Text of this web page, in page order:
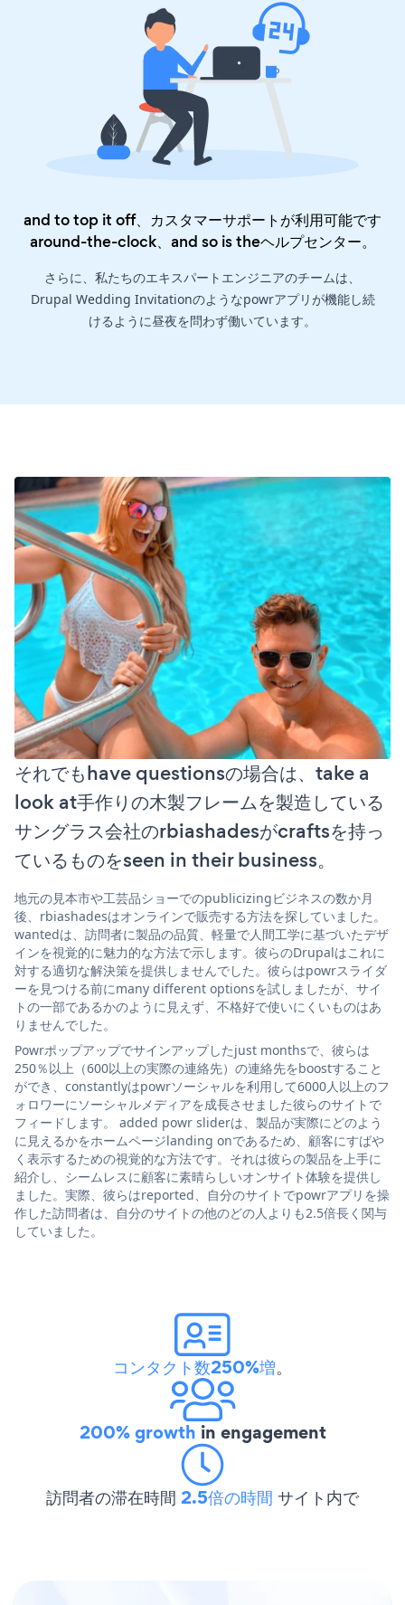
and to top it off、カスタマーサポートが利用可能です
around-the-clock、and so is theヘルプセンター。
さらに、私たちのエキスパートエンジニアのチームは、
Drupal Wedding Invitationのようなpowrアプリが機能し続
けるように昼夜を問わず働いています。
それでもhave questionsの場合は、take a
look at手作りの木製フレームを製造している
サングラス会社のrbiashadesがcraftsを持っ
ているものをseen in their business。
地元の見本市や工芸品ショーでのpublicizingビジネスの数か月
後、rbiashadesはオンラインで販売する方法を探していました。
wantedは、訪問者に製品の品質、軽量で人間工学に基づいたデザ
インを視覚的に魅力的な方法で示します。彼らのDrupalはこれに
対する適切な解決策を提供しませんでした。彼らはpowrスライダ
ーを見つける前にmany different optionsを試しましたが、サイ
トの一部であるかのように見えず、不格好で使いにくいものはあ
りませんでした。
Powrポップアップでサインアップしたjust monthsで、彼らは
250％以上（600以上の実際の連絡先）の連絡先をboostすること
ができ、constantlyはpowrソーシャルを利用して6000人以上のフ
ォロワーにソーシャルメディアを成長させました彼らのサイトで
フィードします。 added powr sliderは、製品が実際にどのよう
に見えるかをホームページlanding onであるため、顧客にすばや
く表示するための視覚的な方法です。それは彼らの製品を上手に
紹介し、シームレスに顧客に素晴らしいオンサイト体験を提供し
ました。実際、彼らはreported、自分のサイトでpowrアプリを操
作した訪問者は、自分のサイトの他のどの人よりも2.5倍長く関与
していました。
コンタクト数250%増。
200% growth in engagement
訪問者の滞在時間 2.5倍の時間 サイト内で